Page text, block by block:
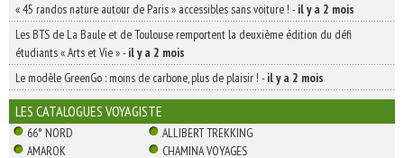
« 45 randos nature autour de Paris » accessibles sans voiture ! -il y a 2 mois
Les BTS de La Baule et de Toulouse remportent la deuxième édition du défi
étudiants « Arts et Vie »-il y a 2 mois
Le modèle GreenGo : moins de carbone, plus de plaisir ! -il y a 2 mois
LES CATALOGUES VOYAGISTE
66° NORD
ALLIBERT TREKKING
AMAROK
CHAMINA VOYAGES